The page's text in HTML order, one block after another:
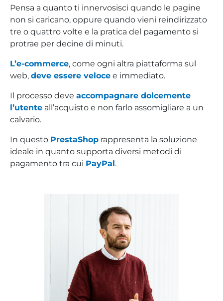
Pensa a quanto ti innervosisci quando le pagine
non si caricano, oppure quando vieni reindirizzato
tre o quattro volte e la pratica del pagamento si
protrae per decine di minuti.
L’e-commerce, come ogni altra piattaforma sul
web, deve essere veloce e immediato.
Il processo deve accompagnare dolcemente
l’utente all’acquisto e non farlo assomigliare a un
calvario.
In questo PrestaShop rappresenta la soluzione
ideale in quanto supporta diversi metodi di
pagamento tra cui PayPal.